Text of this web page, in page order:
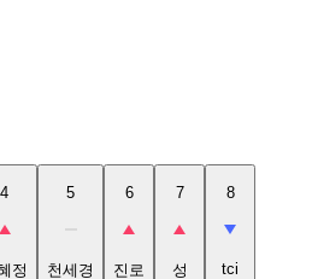
4
정
5
천세경
6
진로
7
성
8
tci